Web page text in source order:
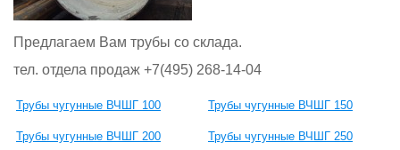
Предлагаем Вам трубы со склада.
тел. отдела продаж +7(495) 268-14-04
Трубы чугунные ВЧШГ 100 Трубы чугунные ВЧШГ 150
Трубы чугунные ВЧШГ 200 Трубы чугунные ВЧШГ 250